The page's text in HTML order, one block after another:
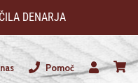
DENARJA
Pomoč
Uporabnik